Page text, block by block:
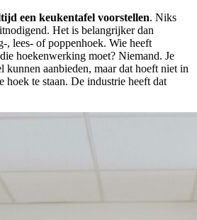
een keukentafel voorstellen. Niks
Het is belangrijker dan
, lees- of poppenhoek. Wie heeft
hoekenwerking moet? Niemand. Je
kunnen aanbieden, maar dat hoeft niet in
hoek te staan. De industrie heeft dat